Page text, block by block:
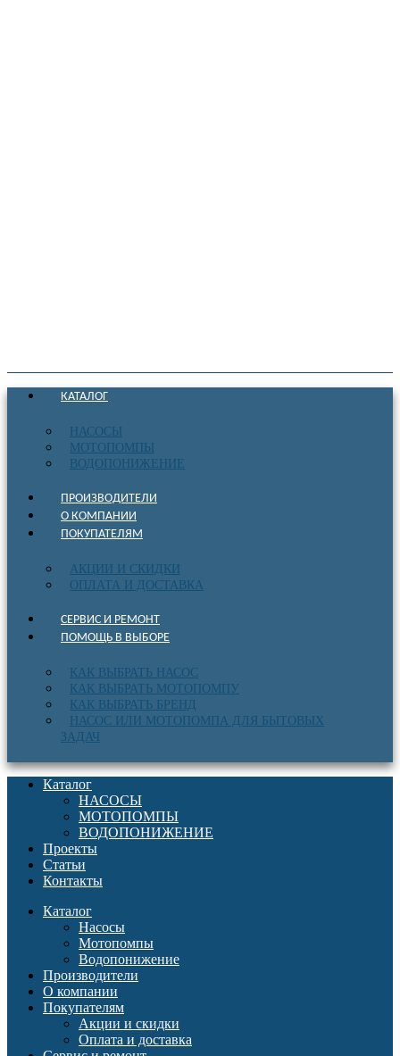
КАТАЛОГ
НАСОСЫ
МОТОПОМПЫ
ВОДОПОНИЖЕНИЕ
ПРОИЗВОДИТЕЛИ
О КОМПАНИИ
ПОКУПАТЕЛЯМ
АКЦИИ И СКИДКИ
ОПЛАТА И ДОСТАВКА
СЕРВИС И РЕМОНТ
ПОМОЩЬ В ВЫБОРЕ
КАК ВЫБРАТЬ НАСОС
КАК ВЫБРАТЬ МОТОПОМПУ
КАК ВЫБРАТЬ БРЕНД
НАСОС ИЛИ МОТОПОМПА ДЛЯ БЫТОВЫХ
ЗАДАЧ
Каталог
НАСОСЫ
МОТОПОМПЫ
ВОДОПОНИЖЕНИЕ
Проекты
Статьи
Контакты
Каталог
Насосы
Мотопомпы
Водопонижение
Производители
О компании
Покупателям
Акции и скидки
Оплата и доставка